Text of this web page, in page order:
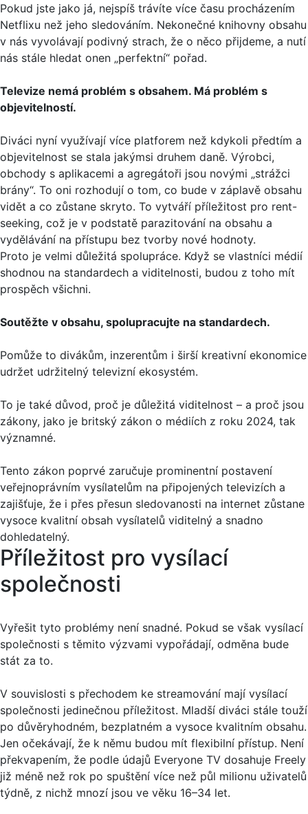
Pokud jste jako já, nejspíš trávíte více času procházením
Netflixu než jeho sledováním. Nekonečné knihovny obsahu
v nás vyvolávají podivný strach, že o něco přijdeme, a nutí
nás stále hledat onen „perfektní“ pořad.
Televize nemá problém s obsahem. Má problém s
objevitelností.
Diváci nyní využívají více platforem než kdykoli předtím a
objevitelnost se stala jakýmsi druhem daně. Výrobci,
obchody s aplikacemi a agregátoři jsou novými „strážci
brány“. To oni rozhodují o tom, co bude v záplavě obsahu
vidět a co zůstane skryto. To vytváří příležitost pro rent-
seeking, což je v podstatě parazitování na obsahu a
vydělávání na přístupu bez tvorby nové hodnoty.
Proto je velmi důležitá spolupráce. Když se vlastníci médií
shodnou na standardech a viditelnosti, budou z toho mít
prospěch všichni.
Soutěžte v obsahu, spolupracujte na standardech.
Pomůže to divákům, inzerentům i širší kreativní ekonomice
udržet udržitelný televizní ekosystém.
To je také důvod, proč je důležitá viditelnost – a proč jsou
zákony, jako je britský zákon o médiích z roku 2024, tak
významné.
Tento zákon poprvé zaručuje prominentní postavení
veřejnoprávním vysílatelům na připojených televizích a
zajišťuje, že i přes přesun sledovanosti na internet zůstane
vysoce kvalitní obsah vysílatelů viditelný a snadno
dohledatelný.
Příležitost pro vysílací
společnosti
Vyřešit tyto problémy není snadné. Pokud se však vysílací
společnosti s těmito výzvami vypořádají, odměna bude
stát za to.
V souvislosti s přechodem ke streamování mají vysílací
společnosti jedinečnou příležitost. Mladší diváci stále touží
po důvěryhodném, bezplatném a vysoce kvalitním obsahu.
Jen očekávají, že k němu budou mít flexibilní přístup. Není
překvapením, že podle údajů Everyone TV dosahuje Freely
již méně než rok po spuštění více než půl milionu uživatelů
týdně, z nichž mnozí jsou ve věku 16–34 let.